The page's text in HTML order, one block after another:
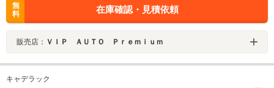
無
料
在庫確認・見積依頼
販売店： ＶＩＰ ＡＵＴＯ Ｐｒｅｍｉｕｍ
キャデラック